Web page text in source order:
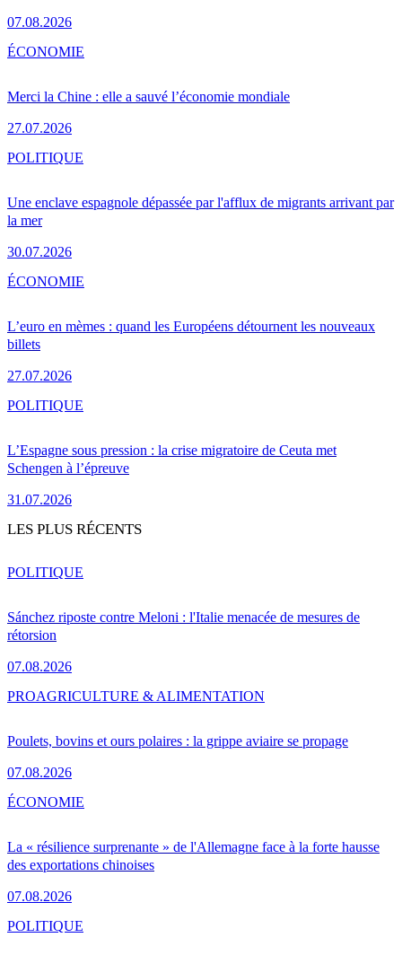
07.08.2026
Merci la Chine : elle a sauvé l’économie mondiale
27.07.2026
ÉCONOMIE
Une enclave espagnole dépassée par l'afflux de migrants arrivant par
la mer
30.07.2026
POLITIQUE
L’euro en mèmes : quand les Européens détournent les nouveaux
billets
27.07.2026
ÉCONOMIE
L’Espagne sous pression : la crise migratoire de Ceuta met
Schengen à l’épreuve
31.07.2026
POLITIQUE
LES PLUS RÉCENTS
Sánchez riposte contre Meloni : l'Italie menacée de mesures de
rétorsion
07.08.2026
POLITIQUE
Poulets, bovins et ours polaires : la grippe aviaire se propage
07.08.2026
PROAGRICULTURE & ALIMENTATION
La « résilience surprenante » de l'Allemagne face à la forte hausse
des exportations chinoises
07.08.2026
ÉCONOMIE
POLITIQUE